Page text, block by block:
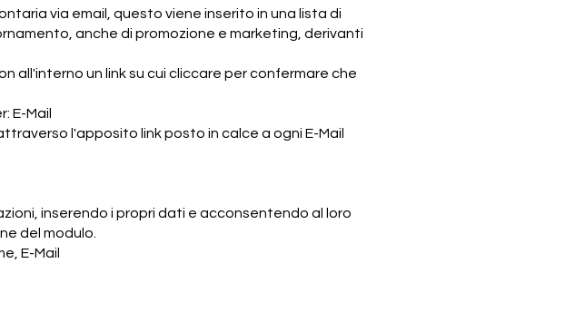
via email, questo viene inserito in una lista di
anche di promozione e marketing, derivanti
all'interno un link su cui cliccare per confermare che
E-Mail
l'apposito link posto in calce a ogni E-Mail
inserendo i propri dati e acconsentendo al loro
del modulo.
E-Mail